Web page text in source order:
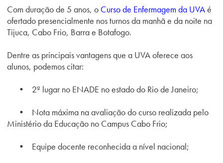
Com duração de 5 anos, o Curso de Enfermagem da UVAé
ofertado presencialmente nos turnos da manhã e da noite na
Tijuca, Cabo Frio, Barra e Botafogo.
Dentre as principais vantagens que a UVA oferece aos
alunos, podemos citar:
• 2º lugar no ENADE no estado do Rio de Janeiro;
• Nota máxima na avaliação do curso realizada pelo
Ministério da Educação no Campus Cabo Frio;
• Equipe docente reconhecida a nível nacional;